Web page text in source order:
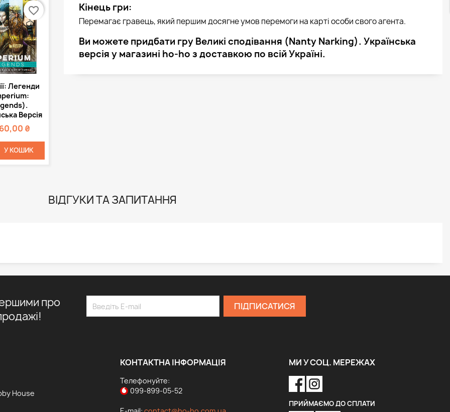
Легенди
Версія
₴
У КОШИК
favorite_border Кінець гри:
Перемагає гравець, який першим досягне умов перемоги на карті особи свого агента.
Ви можете придбати гру Великі сподівання (Nanty Narking). Українська
версія у магазині ho-ho з доставкою по всій Україні.
ВІДГУКИ ТА ЗАПИТАННЯ
про
House
КОНТАКТНА ІНФОРМАЦІЯ
Телефонуйте:
099-899-05-52
МИ У СОЦ. МЕРЕЖАХ
ПРИЙМАЄМО ДО СПЛАТИ